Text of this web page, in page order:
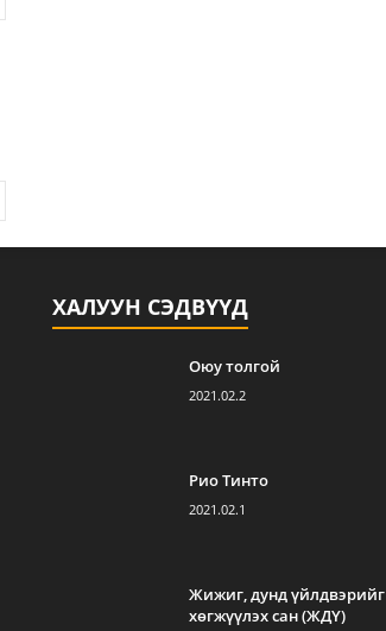
ХАЛУУН СЭДВҮҮД
Оюу толгой
2021.02.2
Рио Тинто
2021.02.1
Жижиг, дунд үйлдвэрийг
хөгжүүлэх сан (ЖДҮ)